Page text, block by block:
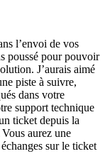
l’envoi de vos
poussé pour pouvoir
J’aurais aimé
piste à suivre,
dans votre
support technique
ticket depuis la
aurez une
sur le ticket